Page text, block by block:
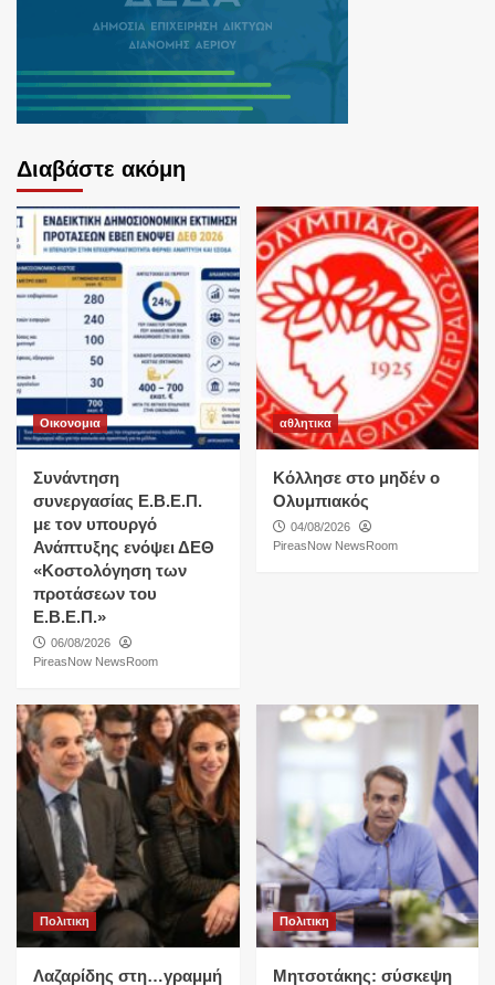
Διαβάστε ακόμη
Οικονομια
Συνάντηση
συνεργασίας Ε.Β.Ε.Π.
με τον υπουργό
Ανάπτυξης ενόψει ΔΕΘ
«Κοστολόγηση των
προτάσεων του
Ε.Β.Ε.Π.»
06/08/2026
PireasNow NewsRoom
αθλητικα
Κόλλησε στο μηδέν ο
Ολυμπιακός
04/08/2026
PireasNow NewsRoom
Πολιτικη
Λαζαρίδης στη…γραμμή
Πολιτικη
Μητσοτάκης: σύσκεψη